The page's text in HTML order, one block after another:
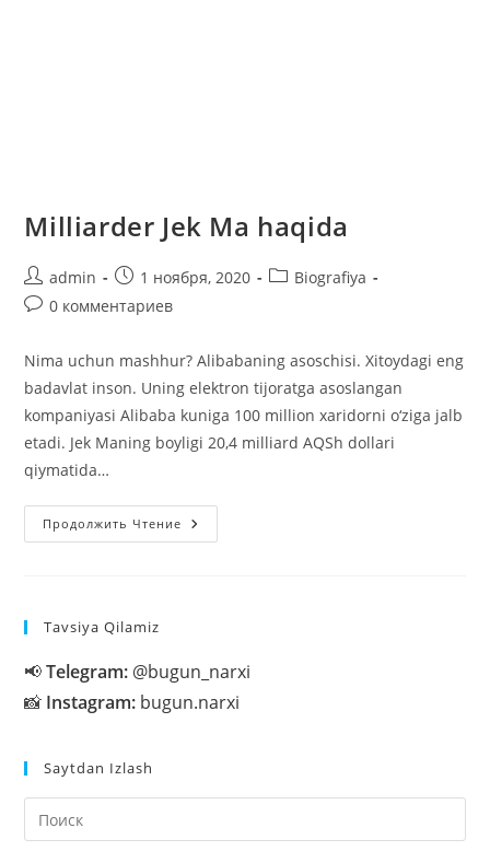
Milliarder Jek Ma haqida
Автор
записи:
admin
Запись
опубликована:
1 ноября, 2020
Рубрика
Biografiya
Комментарии
записи:
0 комментариев
Nima uchun mashhur? Alibabaning asoschisi. Xitoydagi eng
badavlat inson. Uning elektron tijoratga asoslangan
kompaniyasi Alibaba kuniga 100 million xaridorni o‘ziga jalb
etadi. Jek Maning boyligi 20,4 milliard AQSh dollari
qiymatida…
Продолжить Чтение Milliarder
Jek
Tavsiya Qilamiz
📢Telegram: @bugun_narxi
📸 Instagram: bugun.narxi
Saytdan Izlash